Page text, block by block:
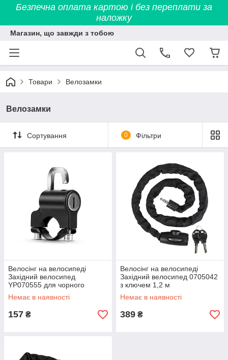
Безпечна оплата картою і без переплати за
наложку
Магазин, що завжди з тобою
Товари Велозамки
Велозамки
Сортування 0 Фільтри
Велосінг на велосипеді
Західний велосипед
YP070555 для чорного
велосипедного руху
Немає в наявності
157 ₴
Велосінг на велосипеді
Західний велосипед 0705042
з ключем 1,2 м
Немає в наявності
389 ₴